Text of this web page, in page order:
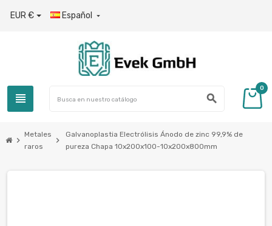
EUR € Español 
view_headline search
0
chevron_right
Metales
raros
chevron_right
Galvanoplastia Electrólisis Ánodo de zinc 99,9% de
pureza Chapa 10x200x100-10x200x800mm